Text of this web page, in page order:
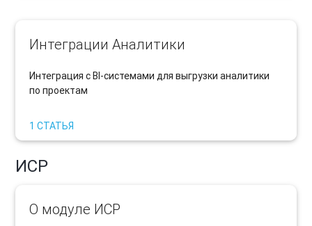
Интеграции Аналитики
Интеграция с BI-системами для выгрузки аналитики
по проектам
1 СТАТЬЯ
ИСР
О модуле ИСР